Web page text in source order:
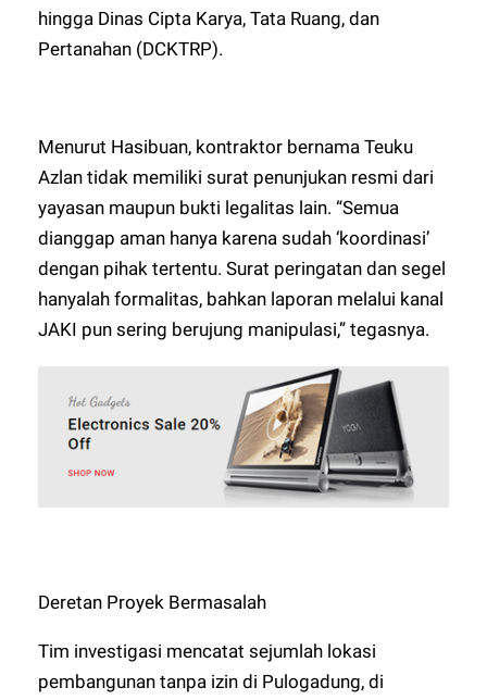
hingga Dinas Cipta Karya, Tata Ruang, dan
Pertanahan (DCKTRP).
Menurut Hasibuan, kontraktor bernama Teuku
Azlan tidak memiliki surat penunjukan resmi dari
yayasan maupun bukti legalitas lain. “Semua
dianggap aman hanya karena sudah ‘koordinasi’
dengan pihak tertentu. Surat peringatan dan segel
hanyalah formalitas, bahkan laporan melalui kanal
JAKI pun sering berujung manipulasi,” tegasnya.
Deretan Proyek Bermasalah
Tim investigasi mencatat sejumlah lokasi
pembangunan tanpa izin di Pulogadung, di